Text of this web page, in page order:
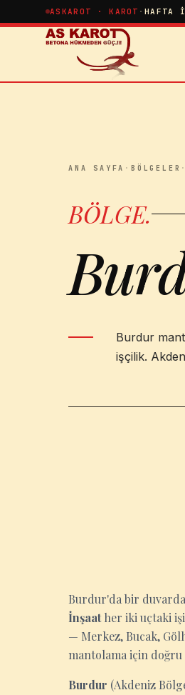
İçeriğe atlaASKAROT · KAROT ·
ANA SAYFA ·BÖLGELER
BÖLGE.
Burdur
işçilik.
Burdur'da bir
İnşaather iki uçtaki
— Merkez, Bucak,
mantolama için doğru
Burdur (Akdeniz